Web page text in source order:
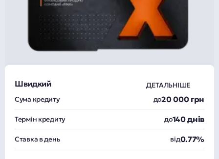
Швидкий
ДЕТАЛЬНІШЕ
Сума кредиту
до20 000 грн
Термін кредиту до140 днів
Ставка в день від0.77%